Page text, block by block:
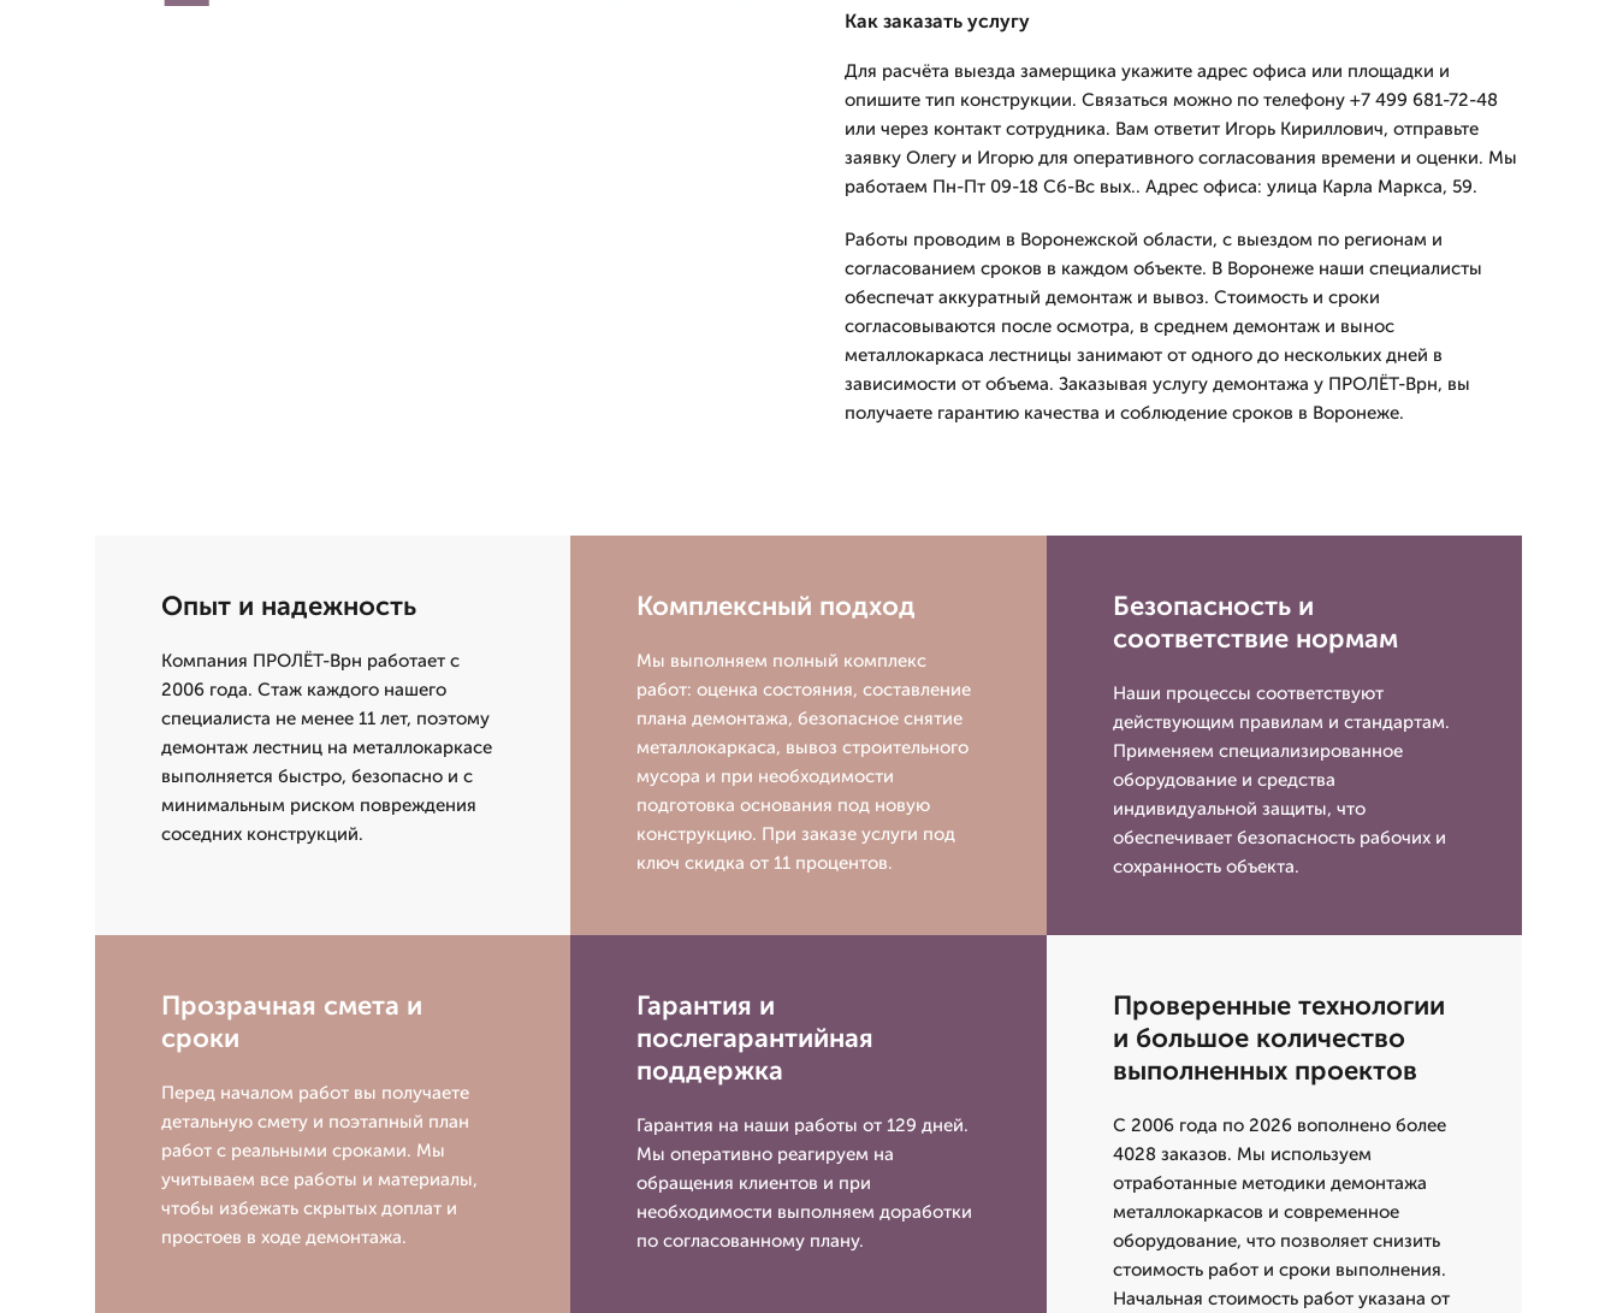
Как заказать услугу
Для расчёта выезда замерщика укажите адрес офиса или площадки и
опишите тип конструкции. Связаться можно по телефону +7 499 681-72-48
или через контакт сотрудника. Вам ответит Игорь Кириллович, отправьте
заявку Олегу и Игорю для оперативного согласования времени и оценки. Мы
работаем Пн-Пт 09-18 Сб-Вс вых.. Адрес офиса: улица Карла Маркса, 59.
Работы проводим в Воронежской области, с выездом по регионам и
согласованием сроков в каждом объекте. В Воронеже наши специалисты
обеспечат аккуратный демонтаж и вывоз. Стоимость и сроки
согласовываются после осмотра, в среднем демонтаж и вынос
металлокаркаса лестницы занимают от одного до нескольких дней в
зависимости от объема. Заказывая услугу демонтажа у ПРОЛЁТ-Врн, вы
получаете гарантию качества и соблюдение сроков в Воронеже.
Опыт и надежность
Компания ПРОЛЁТ-Врн работает с
2006 года. Стаж каждого нашего
специалиста не менее 11 лет, поэтому
демонтаж лестниц на металлокаркасе
выполняется быстро, безопасно и с
минимальным риском повреждения
соседних конструкций.
Комплексный подход
Мы выполняем полный комплекс
работ: оценка состояния, составление
плана демонтажа, безопасное снятие
металлокаркаса, вывоз строительного
мусора и при необходимости
подготовка основания под новую
конструкцию. При заказе услуги под
ключ скидка от 11 процентов.
Безопасность и
соответствие нормам
Наши процессы соответствуют
действующим правилам и стандартам.
Применяем специализированное
оборудование и средства
индивидуальной защиты, что
обеспечивает безопасность рабочих и
сохранность объекта.
Прозрачная смета и
сроки
Перед началом работ вы получаете
детальную смету и поэтапный план
работ с реальными сроками. Мы
учитываем все работы и материалы,
чтобы избежать скрытых доплат и
простоев в ходе демонтажа.
Гарантия и
послегарантийная
поддержка
Гарантия на наши работы от 129 дней.
Мы оперативно реагируем на
обращения клиентов и при
необходимости выполняем доработки
по согласованному плану.
Проверенные технологии
и большое количество
выполненных проектов
С 2006 года по 2026 вополнено более
4028 заказов. Мы используем
отработанные методики демонтажа
металлокаркасов и современное
оборудование, что позволяет снизить
стоимость работ и сроки выполнения.
Начальная стоимость работ указана от